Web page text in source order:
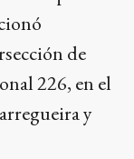
de
226, en el
y